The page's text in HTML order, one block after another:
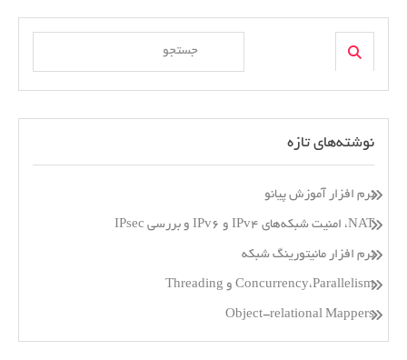
نوشته‌های تازه
نرم افزار آموزش پیانو
NAT، امنیت شبکه‌های IPv4 و IPv6 و بررسی IPsec
نرم افزار مانیتورینگ شبکه
Concurrency،Parallelism و Threading
Object-relational Mappers